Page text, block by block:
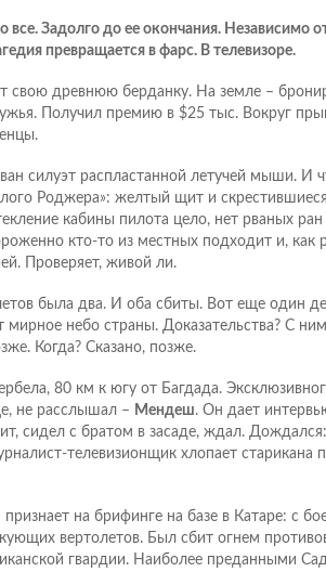
все. Задолго до ее окончания. Независимо
превращается в фарс. В телевизоре.
свою древнюю берданку. На земле –
Получил премию в $25 тыс. Вокруг
силуэт распластанной летучей мыши. И
Роджера»: желтый щит и
кабины пилота цело, нет рваных
кто-то из местных подходит и, как
Проверяет, живой ли.
была два. И оба сбиты. Вот еще один
небо страны. Доказательства? С
Когда? Сказано, позже.
80 км к югу от Багдада.
не расслышал – Мендеш. Он дает
сидел с братом в засаде, ждал.
телевизионщик хлопает старикана
на брифинге на базе в Катаре: с
вертолетов. Был сбит огнем
гвардии. Наиболее преданными